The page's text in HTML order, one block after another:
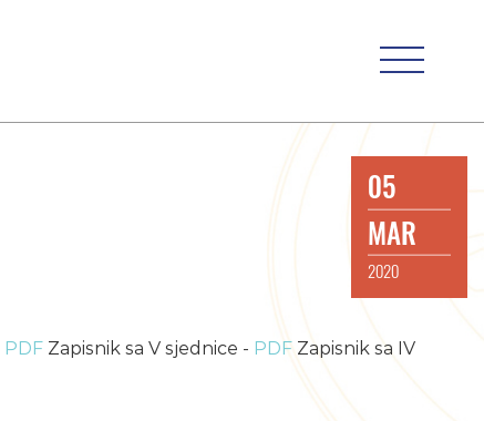
05
MAR
2020
PDF Zapisnik sa V sjednice - PDF Zapisnik sa IV